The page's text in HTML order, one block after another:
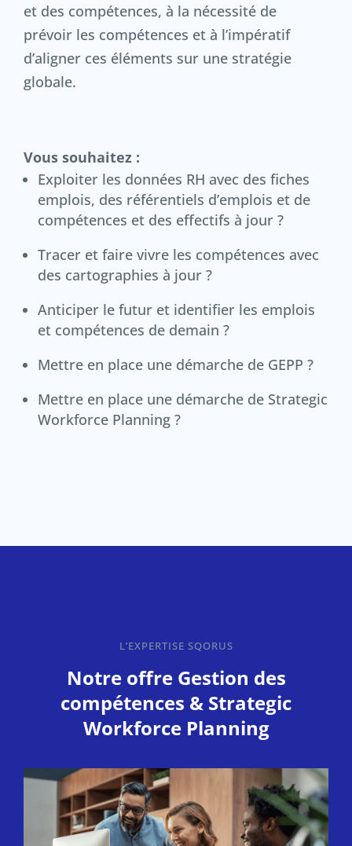
et des compétences, à la nécessité de
prévoir les compétences et à l’impératif
d’aligner ces éléments sur une stratégie
globale.
Vous souhaitez :
Exploiter les données RH avec des fiches
emplois, des référentiels d’emplois et de
compétences et des effectifs à jour ?
Tracer et faire vivre les compétences avec
des cartographies à jour ?
Anticiper le futur et identifier les emplois
et compétences de demain ?
Mettre en place une démarche de GEPP ?
Mettre en place une démarche de Strategic
Workforce Planning ?
L’EXPERTISE SQORUS
Notre offre Gestion des
compétences & Strategic
Workforce Planning